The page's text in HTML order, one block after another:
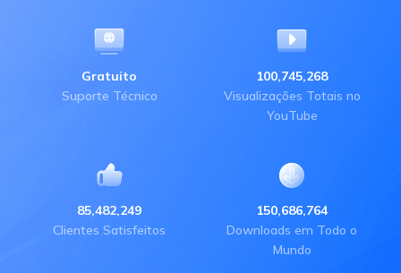
Gratuito
Suporte Técnico
100,745,268
Visualizações Totais no
YouTube
85,482,249
Clientes Satisfeitos
150,686,764
Downloads em Todo o
Mundo